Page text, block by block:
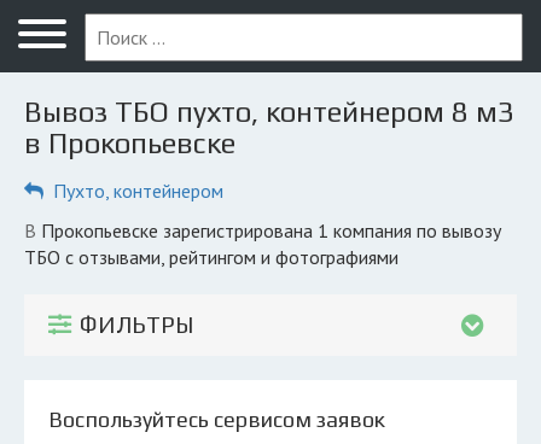
Меню
Главная
Вопрос юристу
Компании
Экоблог
Вывоз ТБО пухто, контейнером 8 м3
в Прокопьевске
Пухто, контейнером
в Прокопьевске зарегистрирована 1 компания по вывозу
ТБО с отзывами, рейтингом и фотографиями
ФИЛЬТРЫ
Воспользуйтесь сервисом заявок